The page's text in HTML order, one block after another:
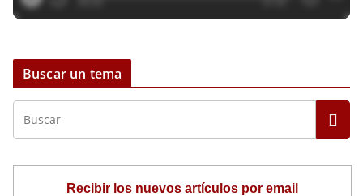
Buscar un tema
Recibir los nuevos artículos por email